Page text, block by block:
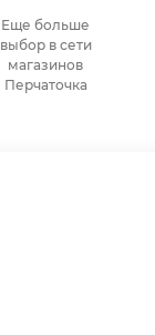
Еще больше
выбор в сети
магазинов
Перчаточка